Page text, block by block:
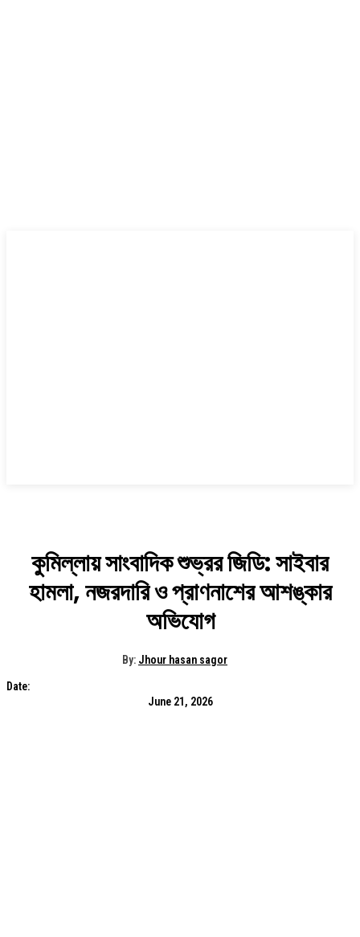
কুমিল্লায় সাংবাদিক শুভ্রর জিডি: সাইবার
হামলা, নজরদারি ও প্রাণনাশের আশঙ্কার
অভিযোগ
By: Jhour hasan sagor
Date:
June 21, 2026